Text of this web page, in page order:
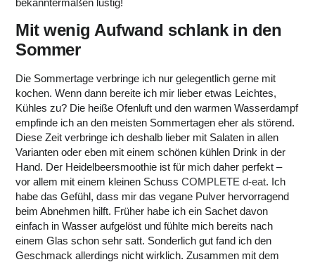
bekanntermaßen lustig!
Mit wenig Aufwand schlank in den
Sommer
Die Sommertage verbringe ich nur gelegentlich gerne mit
kochen. Wenn dann bereite ich mir lieber etwas Leichtes,
Kühles zu? Die heiße Ofenluft und den warmen Wasserdampf
empfinde ich an den meisten Sommertagen eher als störend.
Diese Zeit verbringe ich deshalb lieber mit Salaten in allen
Varianten oder eben mit einem schönen kühlen Drink in der
Hand. Der Heidelbeersmoothie ist für mich daher perfekt –
vor allem mit einem kleinen SchussCOMPLETE d-eat. Ich
habe das Gefühl, dass mir das vegane Pulver hervorragend
beim Abnehmen hilft. Früher habe ich ein Sachet davon
einfach in Wasser aufgelöst und fühlte mich bereits nach
einem Glas schon sehr satt. Sonderlich gut fand ich den
Geschmack allerdings nicht wirklich. Zusammen mit dem